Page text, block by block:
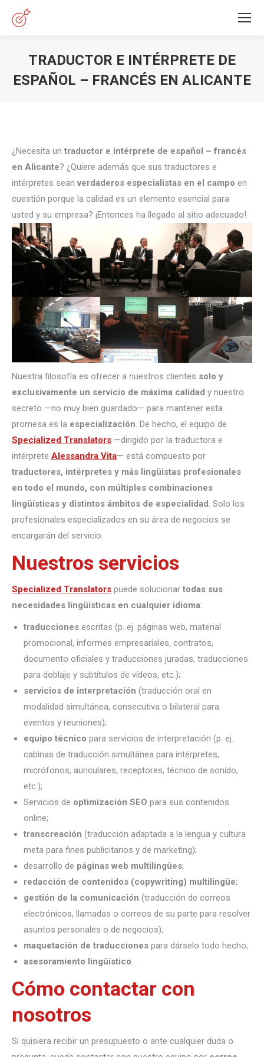
TRADUCTOR E INTÉRPRETE DE
ESPAÑOL – FRANCÉS EN ALICANTE
¿Necesita un traductor e intérprete de español – francés
en Alicante? ¿Quiere además que sus traductores e
intérpretes sean verdaderos especialistas en el campo en
cuestión porque la calidad es un elemento esencial para
usted y su empresa? ¡Entonces ha llegado al sitio adecuado!
Nuestra filosofía es ofrecer a nuestros clientes solo y
exclusivamente un servicio de máxima calidad y nuestro
secreto —no muy bien guardado— para mantener esta
promesa es la especialización. De hecho, el equipo de
Specialized Translators —dirigido por la traductora e
intérprete Alessandra Vita— está compuesto por
traductores, intérpretes y más lingüistas profesionales
en todo el mundo, con múltiples combinaciones
lingüísticas y distintos ámbitos de especialidad. Solo los
profesionales especializados en su área de negocios se
encargarán del servicio.
Nuestros servicios
Specialized Translators puede solucionar todas sus
necesidades lingüísticas en cualquier idioma:
traducciones escritas (p. ej. páginas web, material
promocional, informes empresariales, contratos,
documento oficiales y traducciones juradas, traducciones
para doblaje y subtítulos de vídeos, etc.);
servicios de interpretación (traducción oral en
modalidad simultánea, consecutiva o bilateral para
eventos y reuniones);
equipo técnico para servicios de interpretación (p. ej.
cabinas de traducción simultánea para intérpretes,
micrófonos, auriculares, receptores, técnico de sonido,
etc.);
Servicios de optimización SEO para sus contenidos
online;
transcreación (traducción adaptada a la lengua y cultura
meta para fines publicitarios y de marketing);
desarrollo de páginas web multilingües;
redacción de contenidos (copywriting) multilingüe;
gestión de la comunicación (traducción de correos
electrónicos, llamadas o correos de su parte para resolver
asuntos personales o de negocios);
maquetación de traducciones para dárselo todo hecho;
asesoramiento lingüístico.
Cómo contactar con
nosotros
Si quisiera recibir un presupuesto o ante cualquier duda o